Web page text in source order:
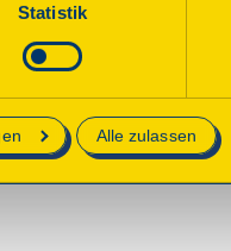
Statistik
Alle zulassen
60Minuten